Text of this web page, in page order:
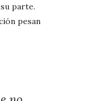
parte.
pesan